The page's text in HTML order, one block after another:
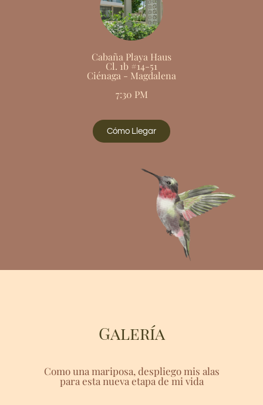
Cabaña Playa Haus
Cl. 1b #14-51
Ciénaga - Magdalena
7:30 PM
Cómo Llegar
Galería
Como una mariposa, despliego mis alas
para esta nueva etapa de mi vida